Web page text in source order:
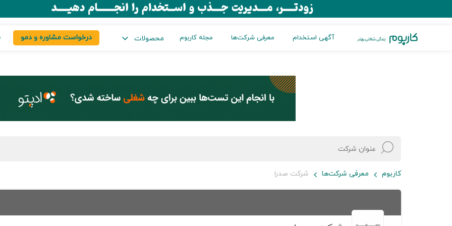
آگهی استخدام معرفی شرکت‌ها مجله کاربوم محصولات درخواست مشاوره و دمو
کاربوم معرفی شرکت‌ها شرکت صدرا